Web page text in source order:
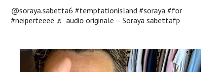
@soraya.sabetta6 #temptationisland #soraya #for
#neiperteeee ♬ audio originale – Soraya sabettafp